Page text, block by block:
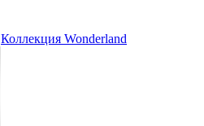
Коллекция Wonderland